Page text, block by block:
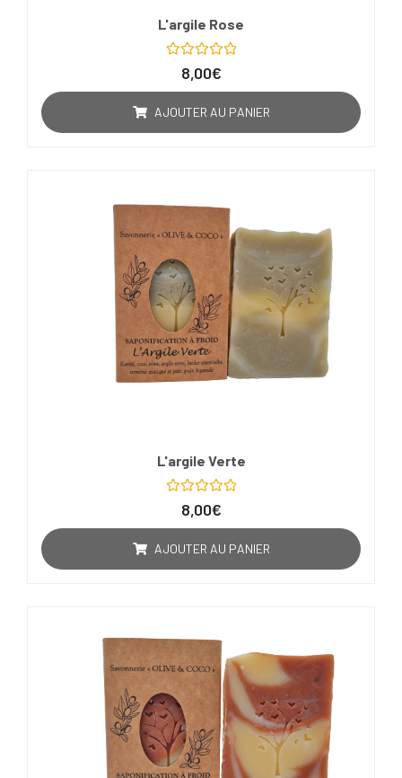
L'argile Rose
Note
sur
5
8,00€
AJOUTER AU PANIER
L'argile Verte
Note
sur
5
8,00€
AJOUTER AU PANIER